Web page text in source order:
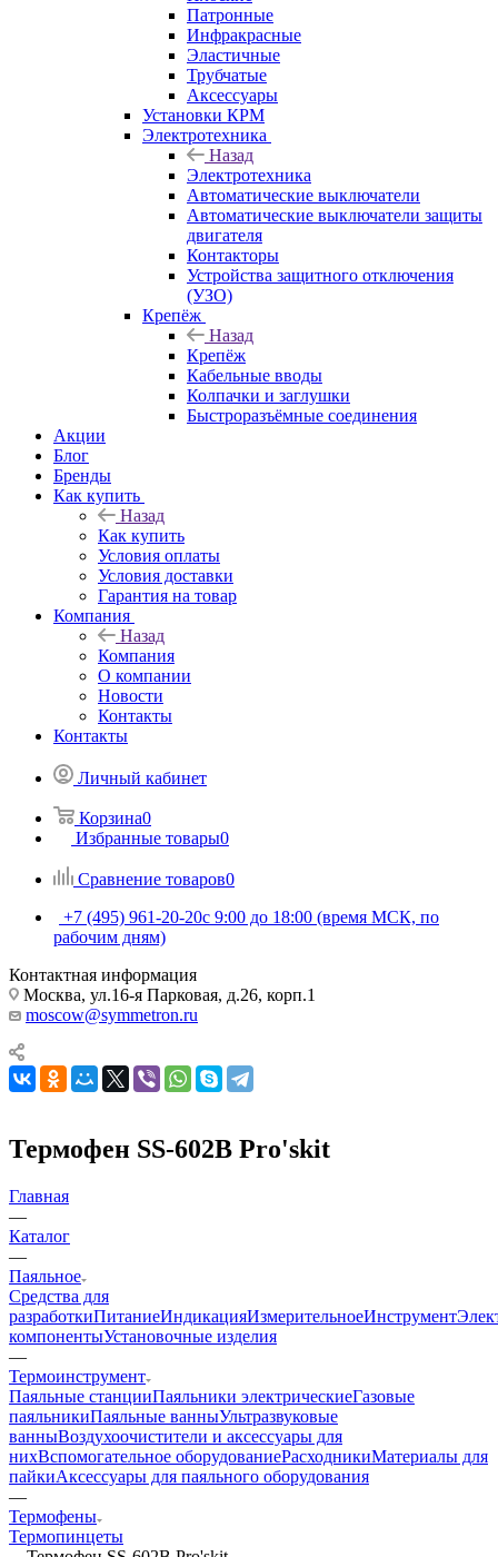
Патронные
Инфракрасные
Эластичные
Трубчатые
Аксессуары
Установки КРМ
Электротехника
Назад
Электротехника
Автоматические выключатели
Автоматические выключатели защиты
двигателя
Контакторы
Устройства защитного отключения
(УЗО)
Крепёж
Назад
Крепёж
Кабельные вводы
Колпачки и заглушки
Быстроразъёмные соединения
Акции
Блог
Бренды
Как купить
Назад
Как купить
Условия оплаты
Условия доставки
Гарантия на товар
Компания
Назад
Компания
О компании
Новости
Контакты
Контакты
Личный кабинет
Корзина0
Избранные товары0
Сравнение товаров0
+7 (495) 961-20-20с 9:00 до 18:00 (время МСК, по
рабочим дням)
Контактная информация
Москва, ул.16-я Парковая, д.26, корп.1
moscow@symmetron.ru
Термофен SS-602B Pro'skit
Главная
—
Каталог
—
Паяльное
Средства для
разработкиПитаниеИндикацияИзмерительноеИнструмент
компонентыУстановочные изделия
—
Термоинструмент
Паяльные станцииПаяльники электрическиеГазовые
паяльникиПаяльные ванныУльтразвуковые
ванныВоздухоочистители и аксессуары для
нихВспомогательное оборудованиеРасходникиМатериалы для
пайкиАксессуары для паяльного оборудования
—
Термофены
Термопинцеты